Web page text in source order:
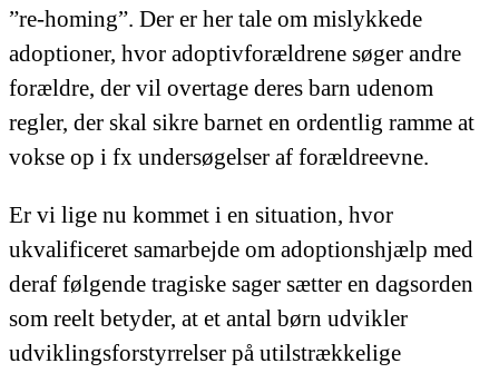
”re-homing”. Der er her tale om mislykkede
adoptioner, hvor adoptivforældrene søger andre
forældre, der vil overtage deres barn udenom
regler, der skal sikre barnet en ordentlig ramme at
vokse op i fx undersøgelser af forældreevne.
Er vi lige nu kommet i en situation, hvor
ukvalificeret samarbejde om adoptionshjælp med
deraf følgende tragiske sager sætter en dagsorden
som reelt betyder, at et antal børn udvikler
udviklingsforstyrrelser på utilstrækkelige